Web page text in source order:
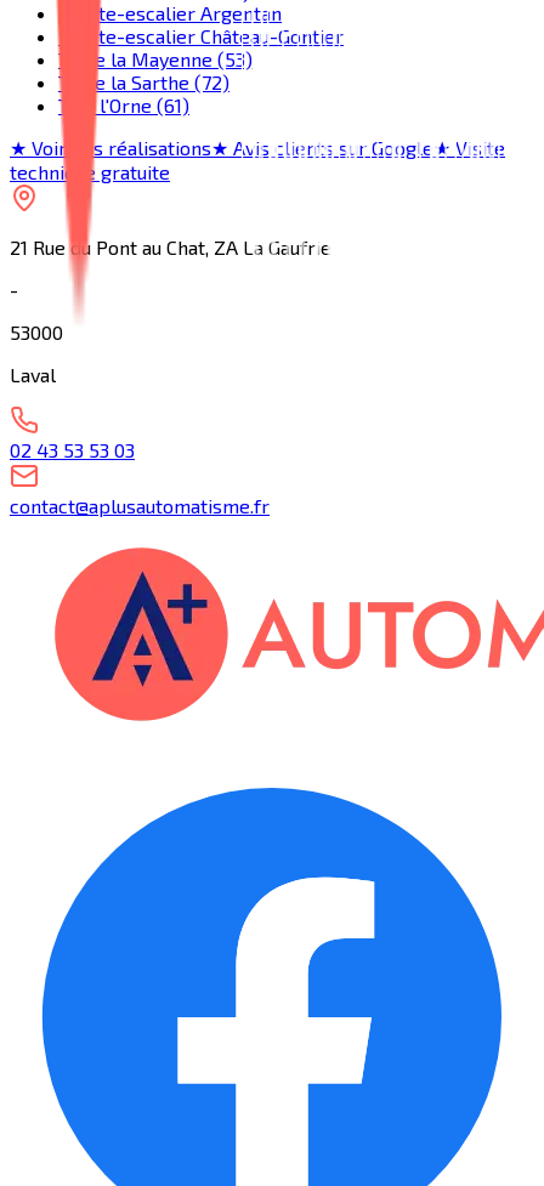
Monte-escalier Argentan
Monte-escalier Château-Gontier
Toute la Mayenne (53)
Toute la Sarthe (72)
Tout l'Orne (61)
★ Voir nos réalisations★ Avis clients sur Google ★ Visite
technique gratuite
21 Rue du Pont au Chat, ZA La Gaufrie
-
53000
Laval
02 43 53 53 03
contact@aplusautomatisme.fr